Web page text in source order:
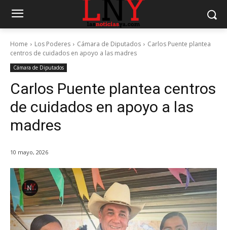
Home Los Poderes Cámara de Diputados
Carlos Puente plantea
centros de cuidados en apoyo a las madres
Cámara de Diputados
Carlos Puente plantea centros
de cuidados en apoyo a las
madres
10 mayo, 2026